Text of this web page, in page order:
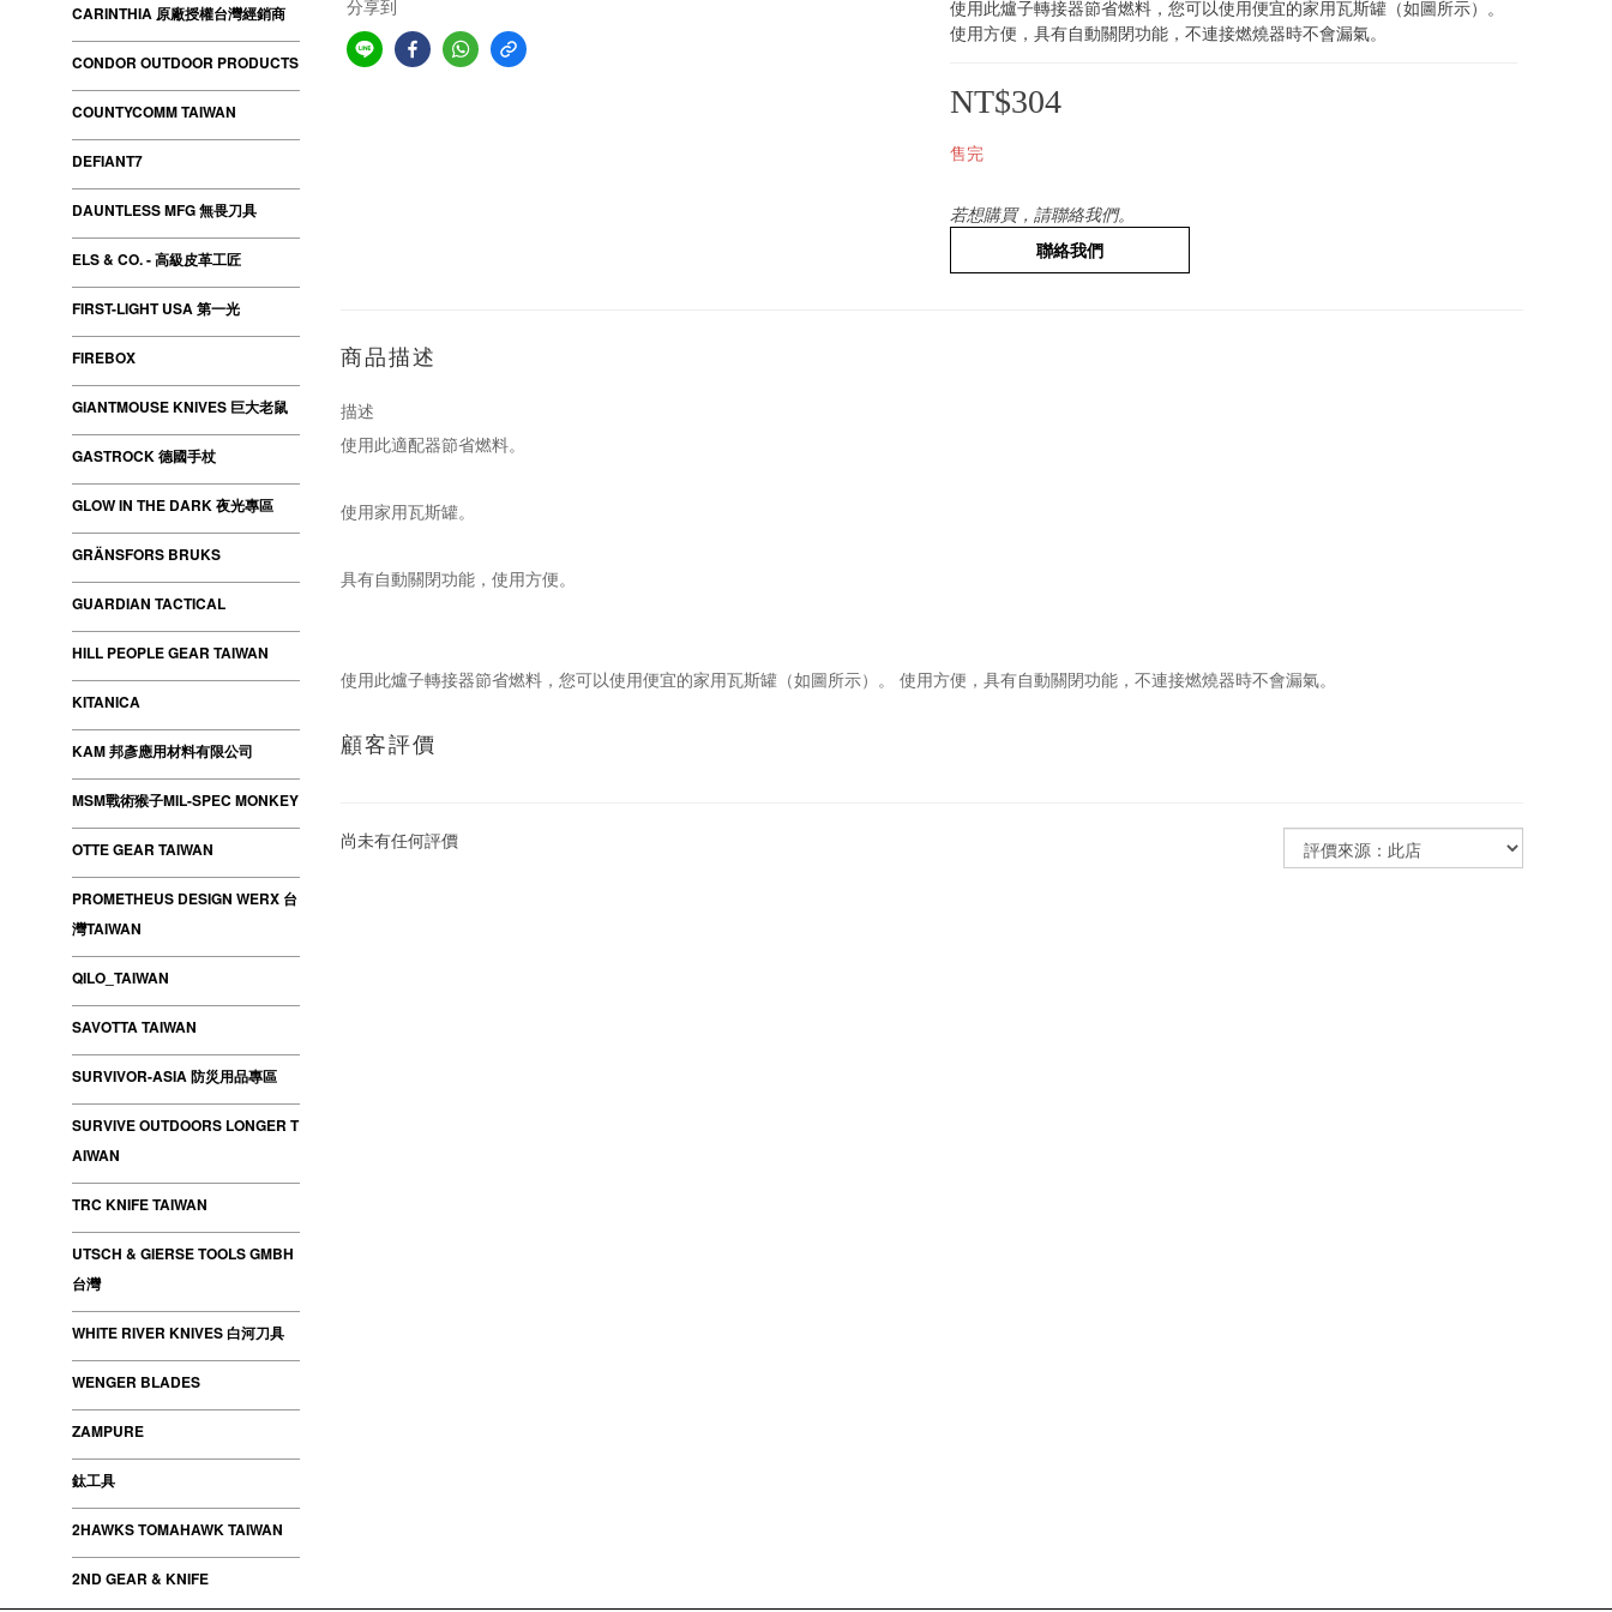
CARINTHIA 原廠授權台灣經銷商
CONDOR OUTDOOR PRODUCTS
COUNTYCOMM TAIWAN
DEFIANT7
DAUNTLESS MFG 無畏刀具
ELS & CO. - 高級皮革工匠
FIRST-LIGHT USA 第一光
FIREBOX
GIANTMOUSE KNIVES 巨大老鼠
GASTROCK 德國手杖
GLOW IN THE DARK 夜光專區
GRÄNSFORS BRUKS
GUARDIAN TACTICAL
HILL PEOPLE GEAR TAIWAN
KITANICA
KAM 邦彥應用材料有限公司
MSM戰術猴子MIL-SPEC MONKEY
OTTE GEAR TAIWAN
PROMETHEUS DESIGN WERX 台
灣TAIWAN
QILO_TAIWAN
SAVOTTA TAIWAN
SURVIVOR-ASIA 防災用品專區
SURVIVE OUTDOORS LONGER T
AIWAN
TRC KNIFE TAIWAN
UTSCH & GIERSE TOOLS GMBH
台灣
WHITE RIVER KNIVES 白河刀具
WENGER BLADES
ZAMPURE
鈦工具
2HAWKS TOMAHAWK TAIWAN
2ND GEAR & KNIFE
分享到
使用此爐子轉接器節省燃料，您可以使用便宜的家用瓦斯罐（如圖所示）。
使用方便，具有自動關閉功能，不連接燃燒器時不會漏氣。
NT$304
售完
若想購買，請聯絡我們。
聯絡我們
商品描述
描述
使用此適配器節省燃料。
使用家用瓦斯罐。
具有自動關閉功能，使用方便。
使用此爐子轉接器節省燃料，您可以使用便宜的家用瓦斯罐（如圖所示）。 使用方便，具有自動關閉功能，不連接燃燒器時不會漏氣。
顧客評價
尚未有任何評價